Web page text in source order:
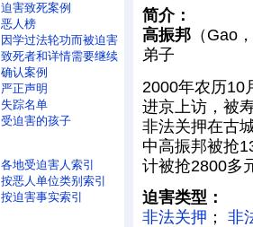
迫害致死案例
恶人榜
因学过法轮功而被迫害
致死者和详情需要继续
确认案例
严正声明
失踪名单
受迫害的孩子
各地受迫害人索引
按恶人单位类别索引
按迫害事实索引
简介：
高振邦 （Gao
弟子
2000年农历10
进京上访，被
非法关押在古
中高振邦被抢
计被抢2800多
迫害类型：
非法关押 ； 非